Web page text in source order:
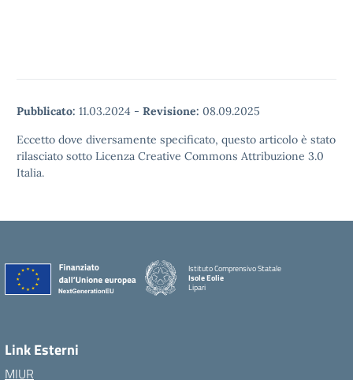
Pubblicato: 11.03.2024 - Revisione: 08.09.2025
Eccetto dove diversamente specificato, questo articolo è stato
rilasciato sotto Licenza Creative Commons Attribuzione 3.0
Italia.
Istituto Comprensivo Statale
Isole Eolie
Lipari
Link Esterni
MIUR